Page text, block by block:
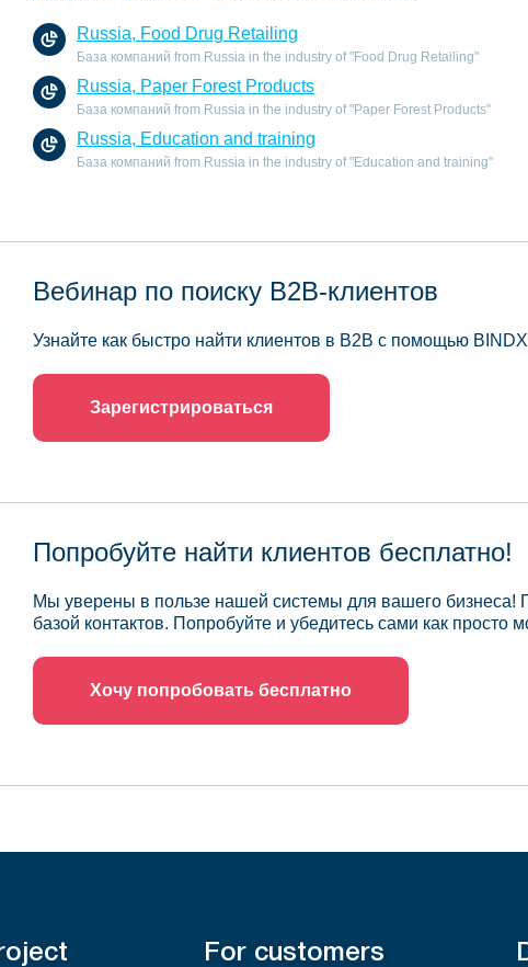
Russia, Food Drug Retailing
База компаний from Russia in the industry of "Food Drug Retailing"
Russia, Paper Forest Products
База компаний from Russia in the industry of "Paper Forest Products"
Russia, Education and training
База компаний from Russia in the industry of "Education and training"
Вебинар по поиску B2B-клиентов
Узнайте как быстро найти клиентов в B2B с помощью
Зарегистрироваться
Попробуйте найти клиентов бесплатно!
Мы уверены в пользе нашей системы для вашего бизнеса!
базой контактов. Попробуйте и убедитесь сами как просто
Хочу попробовать бесплатно
For customers